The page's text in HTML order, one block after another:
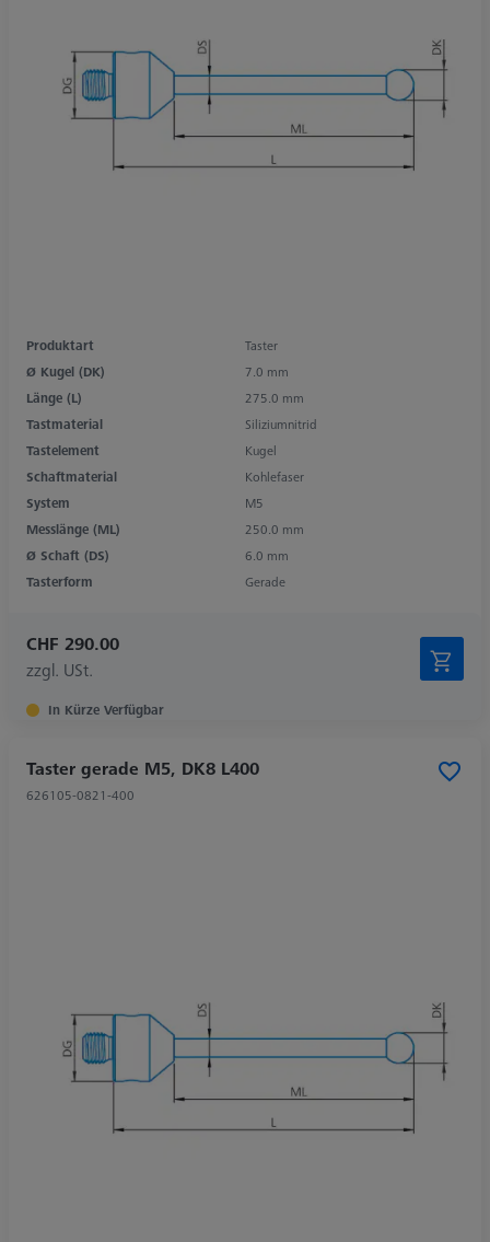
Produktart
Taster
Ø Kugel (DK)
7.0 mm
Länge (L)
275.0 mm
Tastmaterial
Siliziumnitrid
Tastelement
Kugel
Schaftmaterial
Kohlefaser
System
M5
Messlänge (ML)
250.0 mm
Ø Schaft (DS)
6.0 mm
Tasterform
Gerade
CHF 290.00
zzgl. USt.
In Kürze Verfügbar
Taster gerade M5, DK8 L400
626105-0821-400